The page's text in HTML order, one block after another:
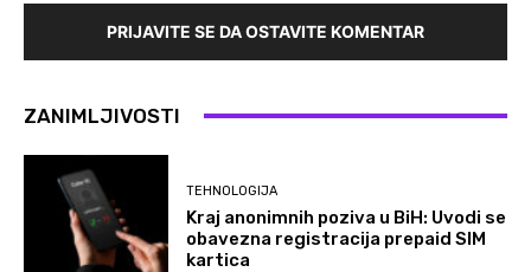
PRIJAVITE SE DA OSTAVITE KOMENTAR
ZANIMLJIVOSTI
TEHNOLOGIJA
Kraj anonimnih poziva u BiH: Uvodi se
obavezna registracija prepaid SIM
kartica